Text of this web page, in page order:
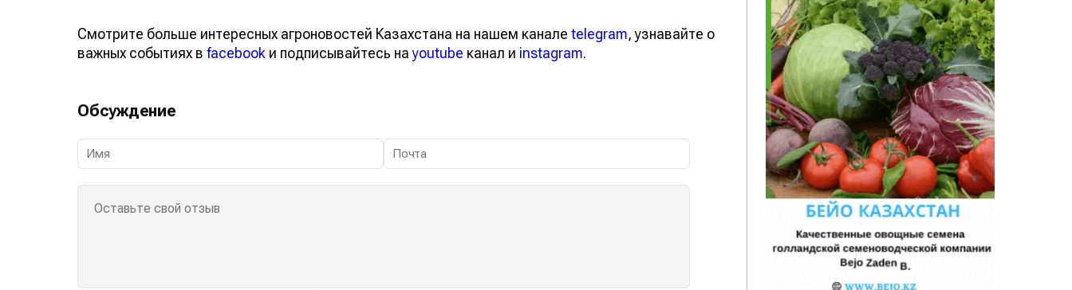
Смотрите больше интересных агроновостей Казахстана на нашем канале telegram, узнавайте о
важных событиях в facebook и подписывайтесь наyoutube канал и instagram.
Обсуждение